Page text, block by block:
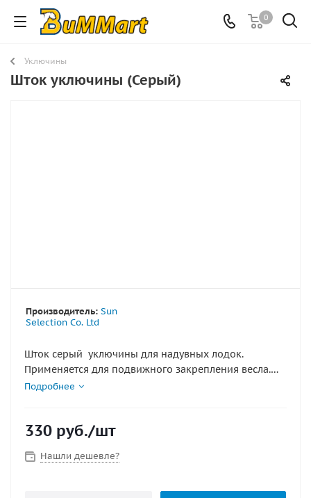
0
Уключины
Шток уключины (Серый)
Производитель: Sun
Selection Co. Ltd
Шток серый уключины для надувных лодок.
Применяется для подвижного закрепления весла.
Диаметр отверстия снизу 18 мм
Подробнее
330 руб./шт
Нашли дешевле?